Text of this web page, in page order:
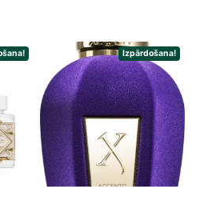
Izpārdošana!